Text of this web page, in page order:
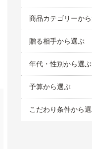
商品カテゴリーか
贈る相手から選ぶ
年代・性別から選ぶ
予算から選ぶ
こだわり条件から